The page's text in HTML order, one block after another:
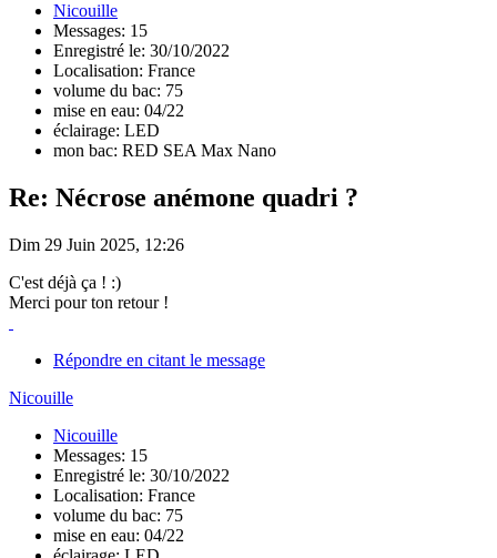
Nicouille
Messages: 15
Enregistré le: 30/10/2022
Localisation: France
volume du bac: 75
mise en eau: 04/22
éclairage: LED
mon bac: RED SEA Max Nano
Re: Nécrose anémone quadri ?
Dim 29 Juin 2025, 12:26
C'est déjà ça ! :)
Merci pour ton retour !
Répondre en citant le message
Nicouille
Nicouille
Messages: 15
Enregistré le: 30/10/2022
Localisation: France
volume du bac: 75
mise en eau: 04/22